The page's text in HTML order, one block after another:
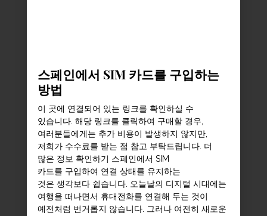
스페인에서 SIM 카드를 구입하는
방법
이 곳에 연결되어 있는 링크를 확인하실 수
있습니다. 해당 링크를 클릭하여 구매할 경우,
여러분들에게는 추가 비용이 발생하지 않지만,
저희가 수수료를 받는 점 참고 부탁드립니다. 더
많은 정보 확인하기 스페인에서 SIM
카드를 구입하여 연결 상태를 유지하는
것은 생각보다 쉽습니다. 오늘날의 디지털 시대에는
여행을 떠나면서 휴대전화를 연결해 두는 것이
예전처럼 번거롭지 않습니다. 그러나 여전히 새로운